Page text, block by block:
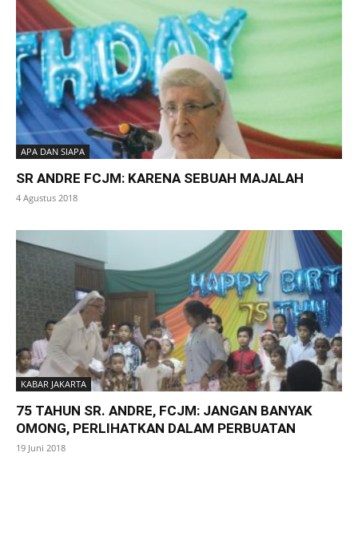
APA DAN SIAPA
SR ANDRE FCJM: KARENA SEBUAH MAJALAH
4 Agustus 2018
KABAR JAKARTA
75 TAHUN SR. ANDRE, FCJM: JANGAN BANYAK
OMONG, PERLIHATKAN DALAM PERBUATAN
19 Juni 2018